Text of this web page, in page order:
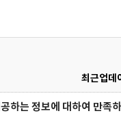
최근업데
하는 정보에 대하여 만족